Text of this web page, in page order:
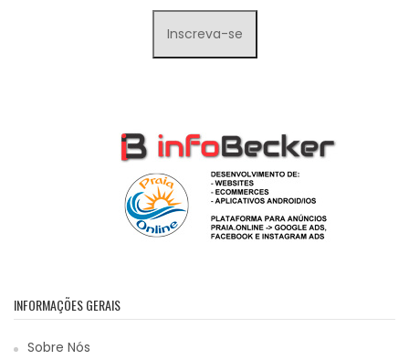
INFORMAÇÕES GERAIS
Sobre Nós